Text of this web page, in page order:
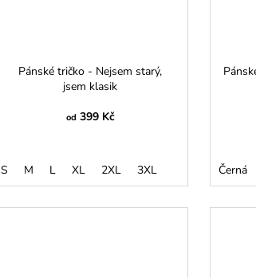
Pánské tričko - Nejsem starý,
jsem klasik
od 399 Kč
S M L XL 2XL 3XL Černá